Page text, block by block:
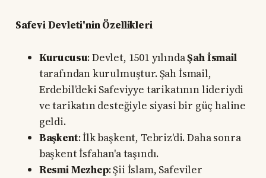
Safevi Devleti'nin Özellikleri
Kurucusu: Devlet, 1501 yılındaŞah İsmail
tarafından kurulmuştur. Şah İsmail,
Erdebil’deki Safeviyye tarikatının lideriydi
ve tarikatın desteğiyle siyasi bir güç haline
geldi.
Başkent: İlk başkent, Tebriz'di. Daha sonra
başkent İsfahan'a taşındı.
Resmi Mezhep: Şii İslam, Safeviler